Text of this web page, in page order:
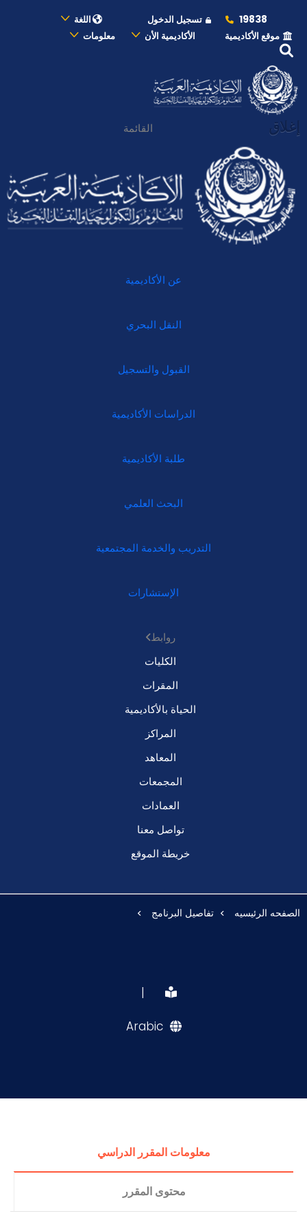
19838 تسجيل الدخول
اللغة
موقع الأكاديمية
الأكاديمية الأن معلومات
إغلاق القائمة
عن الأكاديمية
النقل البحري
القبول والتسجيل
الدراسات الأكاديمية
طلبة الأكاديمية
البحث العلمي
التدريب والخدمة المجتمعية
الإستشارات
روابط
الكليات
المقرات
الحياة بالأكاديمية
المراكز
المعاهد
المجمعات
العمادات
تواصل معنا
خريطة الموقع
الصفحه الرئيسيه تفاصيل البرنامج
|
Arabic
معلومات المقرر الدراسي
محتوى المقرر